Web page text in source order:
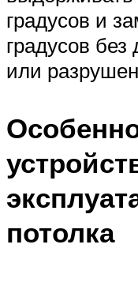
градусов и
градусов
или
потолка